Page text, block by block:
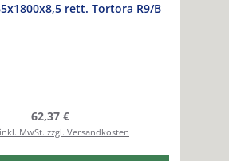
rett. Tortora R9/B
Regulärer Preis:
62,37 €
MwSt. zzgl. Versandkosten